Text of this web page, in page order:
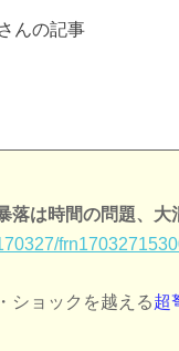
んの記事
落は時間の問題、大
ショックを越える超